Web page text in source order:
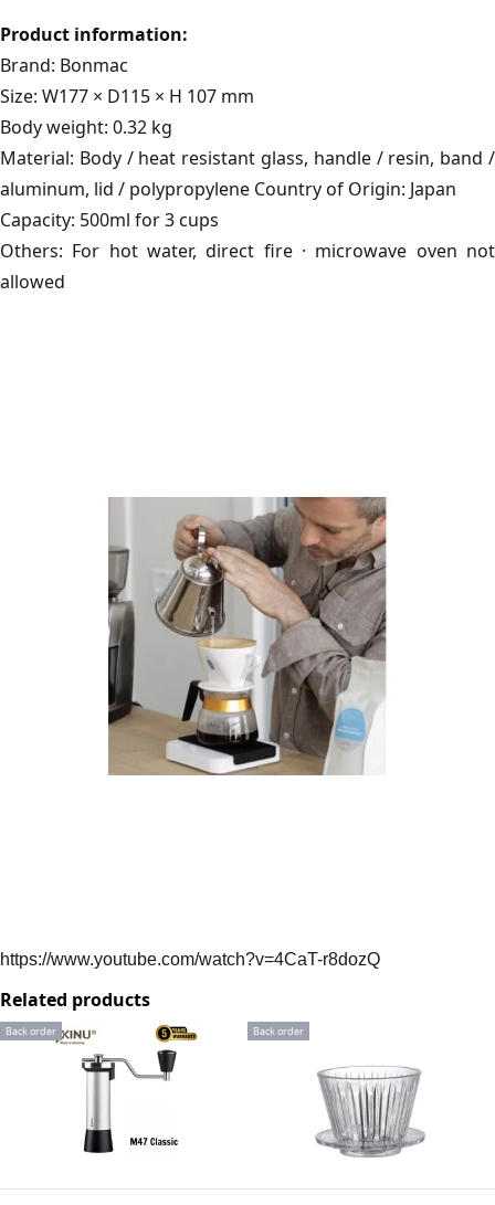
Product information:
Brand: Bonmac
Size: W177 × D115 × H 107 mm
Body weight: 0.32 kg
Material: Body / heat resistant glass, handle / resin, band /
aluminum, lid / polypropylene Country of Origin: Japan
Capacity: 500ml for 3 cups
Others: For hot water, direct fire · microwave oven not
allowed
Related products
Back order Back order